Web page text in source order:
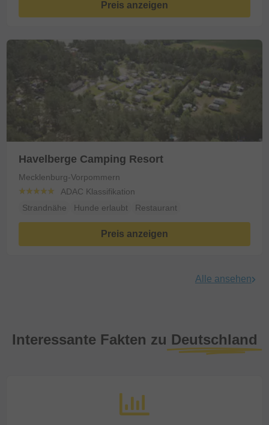
Preis anzeigen
Havelberge Camping Resort
Mecklenburg-Vorpommern
ADAC Klassifikation
Strandnähe
Hunde erlaubt Restaurant
Preis anzeigen
Alle ansehen
Interessante Fakten zu Deutschland